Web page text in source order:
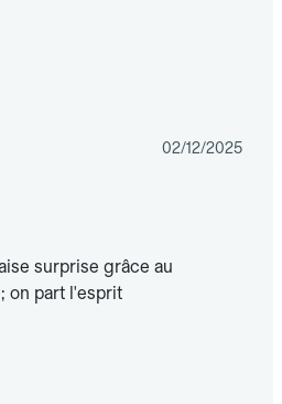
02/12/2025
surprise grâce au
on part l'esprit